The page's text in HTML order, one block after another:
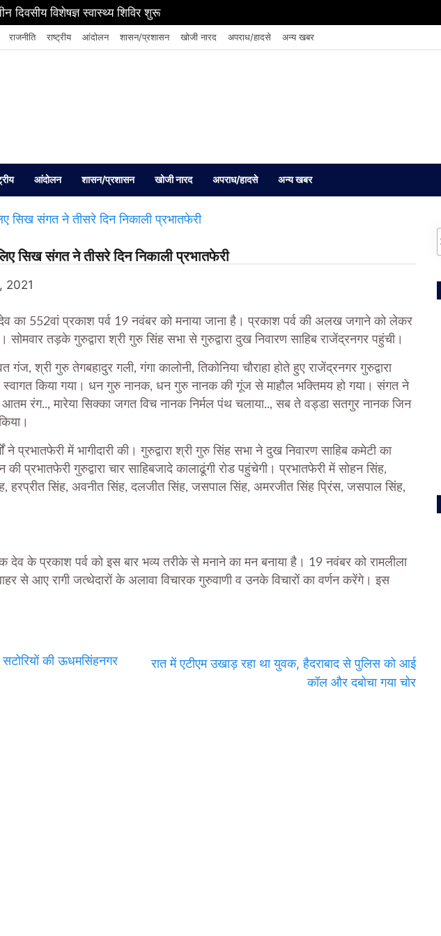
दिवसीय विशेषज्ञ स्वास्थ्य शिविर शुरू
राजनीति राष्ट्रीय आंदोलन शासन/प्रशासन खोजी नारद अपराध/हादसे अन्य खबर
आंदोलन शासन/प्रशासन खोजी नारद अपराध/हादसे अन्य खबर
सिख संगत ने तीसरे दिन निकाली प्रभातफेरी
2021
का 552वां प्रकाश पर्व 19 नवंबर को मनाया जाना है। प्रकाश पर्व की अलख जगाने को लेकर
तड़के गुरुद्वारा श्री गुरु सिंह सभा से गुरुद्वारा दुख निवारण साहिब राजेंद्रनगर पहुंची।
श्री गुरु तेगबहादुर गली, गंगा कालोनी, तिकोनिया चौराहा होते हुए राजेंद्रनगर गुरुद्वारा
स्वागत किया गया। धन गुरु नानक, धन गुरु नानक की गूंज से माहौल भक्तिमय हो गया। संगत ने
रंग.., मारेया सिक्का जगत विच नानक निर्मल पंथ चलाया.., सब ते वड्डा सतगुर नानक जिन
प्रभातफेरी में भागीदारी की। गुरुद्वारा श्री गुरु सिंह सभा ने दुख निवारण साहिब कमेटी का
प्रभातफेरी गुरुद्वारा चार साहिबजादे कालाढूंगी रोड पहुंचेगी। प्रभातफेरी में सोहन सिंह,
हरप्रीत सिंह, अवनीत सिंह, दलजीत सिंह, जसपाल सिंह, अमरजीत सिंह प्रिंस, जसपाल सिंह,
देव के प्रकाश पर्व को इस बार भव्य तरीके से मनाने का मन बनाया है। 19 नवंबर को रामलीला
से आए रागी जत्थेदारों के अलावा विचारक गुरुवाणी व उनके विचारों का वर्णन करेंगे। इस
की ऊधमसिंहनगर
रात में एटीएम उखाड़ रहा था युवक, हैदराबाद से पुलिस को आई
कॉल और दबोचा गया चोर